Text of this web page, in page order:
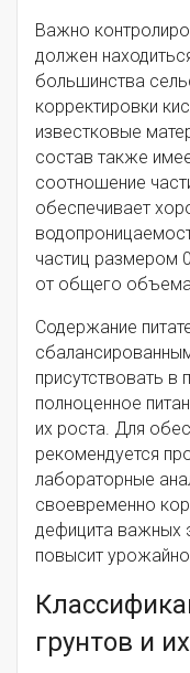
Важно
должен
большинства
корректировки
известковые
состав также
соотношение
обеспечивает
частиц размером
от общего
Содержание
присутствовать в
полноценное
их роста. Для
рекомендуется
лабораторные
своевременно
дефицита важных
повысит
грунтов и